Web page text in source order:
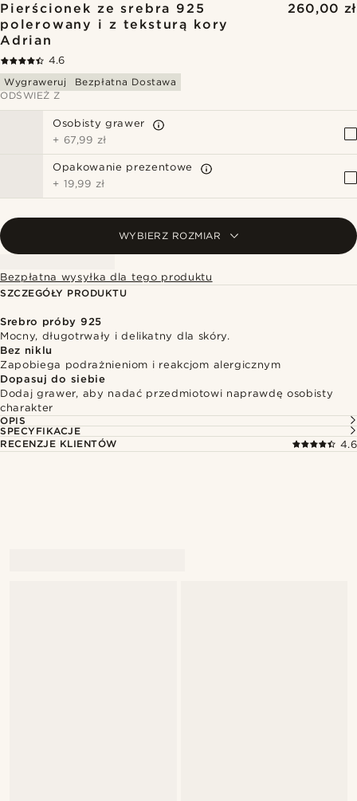
Pierścionek ze srebra 925
polerowany i z teksturą kory
Adrian
260,00 zł
4.6
Wygraweruj
Bezpłatna Dostawa
ODŚWIEŻ Z
Osobisty grawer
+ 67,99 zł
Opakowanie prezentowe
+ 19,99 zł
WYBIERZ ROZMIAR
Bezpłatna wysyłka dla tego produktu
SZCZEGÓŁY PRODUKTU
Srebro próby 925
Mocny, długotrwały i delikatny dla skóry.
Bez niklu
Zapobiega podrażnieniom i reakcjom alergicznym
Dopasuj do siebie
Dodaj grawer, aby nadać przedmiotowi naprawdę osobisty
charakter
OPIS
SPECYFIKACJE
RECENZJE KLIENTÓW
4.6